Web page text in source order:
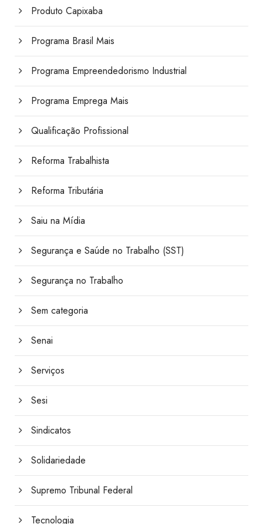
Produto Capixaba
Programa Brasil Mais
Programa Empreendedorismo Industrial
Programa Emprega Mais
Qualificação Profissional
Reforma Trabalhista
Reforma Tributária
Saiu na Mídia
Segurança e Saúde no Trabalho (SST)
Segurança no Trabalho
Sem categoria
Senai
Serviços
Sesi
Sindicatos
Solidariedade
Supremo Tribunal Federal
Tecnologia